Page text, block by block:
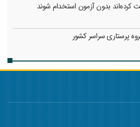
کرد‌ه‌اند بدون آزمون استخدام شوند
پرستاری سراسر کشور